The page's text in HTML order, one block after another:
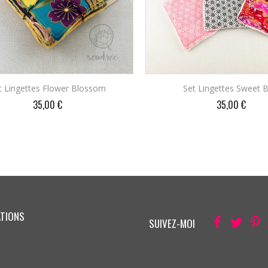
Lingettes Flower Blossom
Prix
35,00 €
Set Lingettes Sweet
Prix
35,00 €
SUIVEZ-MOI Facebook
Twitter